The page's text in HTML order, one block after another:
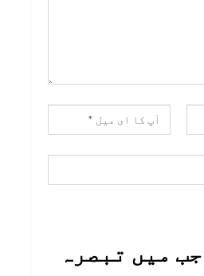
میں تبصرہ